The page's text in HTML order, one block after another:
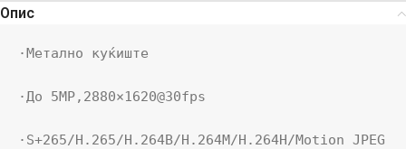
Опис
·Метално куќиште
·До 5MP,2880×1620@30fps
·S+265/H.265/H.264B/H.264M/H.264H/Motion JPEG